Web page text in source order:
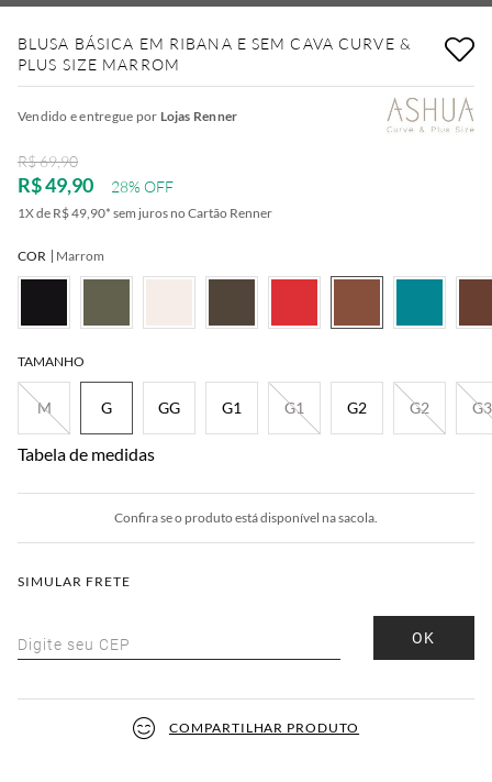
BLUSA BÁSICA EM RIBANA E SEM CAVA CURVE &
PLUS SIZE MARROM
Vendido e entregue por Lojas Renner
R$ 69,90
R$ 49,90 28% OFF
1X de R$ 49,90* sem juros no Cartão Renner
COR Marrom
TAMANHO
M G GG G1 G1 G2 G2 G3
Tabela de medidas
Confira se o produto está disponível na sacola.
SIMULAR FRETE
Digite seu CEP OK
COMPARTILHAR PRODUTO